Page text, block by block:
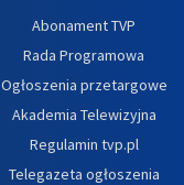
Abonament TVP
Rada Programowa
Ogłoszenia przetargowe
Akademia Telewizyjna
Regulamin tvp.pl
Telegazeta ogłoszenia